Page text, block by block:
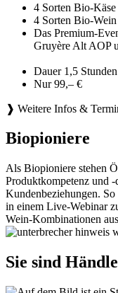
4 Sorten Bio-
4 Sorten Bio-
Das Premium-
Gruyère Alt AOP
Dauer 1,5
Nur 99,– €
❱ Weitere Infos &
Biopioniere
Als Biopioniere stehen
Produktkompetenz und
Kundenbeziehungen. So
in einem Live-Webinar
Wein-Kombinationen
Sie sind